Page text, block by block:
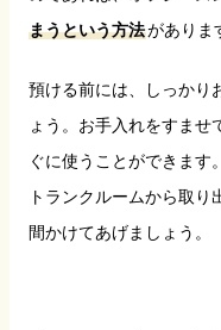
まうという方法がありま
預ける前には、しっかり
ょう。お手入れをすま
ぐに使うことができます。
トランクルームから取
間かけてあげましょう。